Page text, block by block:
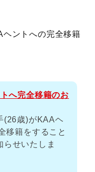
t
e
n
k
ントへの完全移籍
へ完全移籍のお
(26歳)がKAAヘ
移籍をすること
らせいたしま